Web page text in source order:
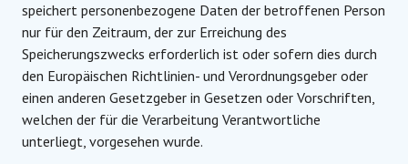
speichert personenbezogene Daten der betroffenen Person
nur für den Zeitraum, der zur Erreichung des
Speicherungszwecks erforderlich ist oder sofern dies durch
den Europäischen Richtlinien- und Verordnungsgeber oder
einen anderen Gesetzgeber in Gesetzen oder Vorschriften,
welchen der für die Verarbeitung Verantwortliche
unterliegt, vorgesehen wurde.